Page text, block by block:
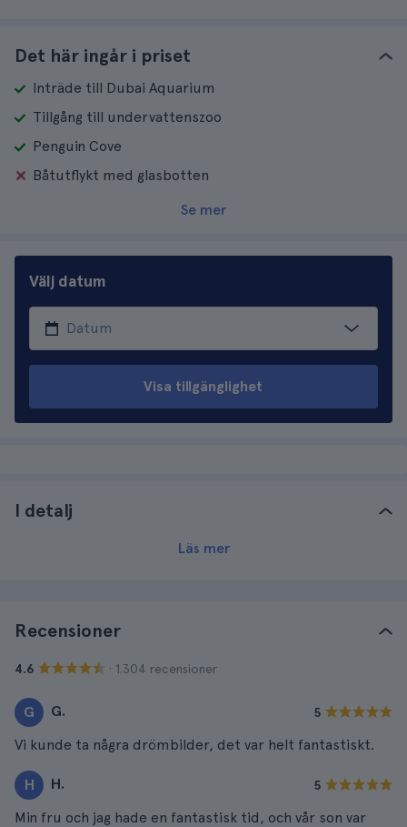
Det här ingår i priset
Inträde till Dubai Aquarium
Tillgång till undervattenszoo
Penguin Cove
Båtutflykt med glasbotten
Se mer
Välj datum
Visa tillgänglighet
I detalj
Läs mer
Recensioner
4.6 · 1.304 recensioner
G G. 5
Vi kunde ta några drömbilder, det var helt fantastiskt.
H H. 5
Min fru och jag hade en fantastisk tid, och vår son var